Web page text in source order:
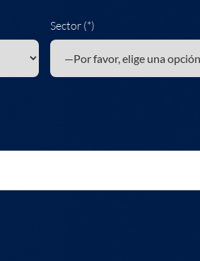
Sector (*)